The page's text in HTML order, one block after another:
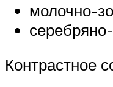
молочно-
Контрастное